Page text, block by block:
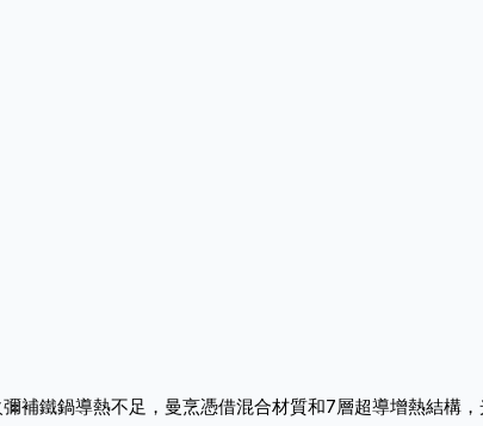
補鐵鍋導熱不足，曼烹憑借混合材質和7層超導增熱結構